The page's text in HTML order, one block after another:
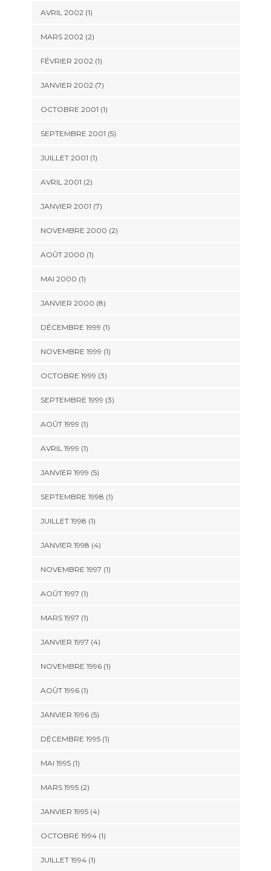
AVRIL 2002 (1)
MARS 2002 (2)
FÉVRIER 2002 (1)
JANVIER 2002 (7)
OCTOBRE 2001 (1)
SEPTEMBRE 2001 (5)
JUILLET 2001 (1)
AVRIL 2001 (2)
JANVIER 2001 (7)
NOVEMBRE 2000 (2)
AOÛT 2000 (1)
MAI 2000 (1)
JANVIER 2000 (8)
DÉCEMBRE 1999 (1)
NOVEMBRE 1999 (1)
OCTOBRE 1999 (3)
SEPTEMBRE 1999 (3)
AOÛT 1999 (1)
AVRIL 1999 (1)
JANVIER 1999 (5)
SEPTEMBRE 1998 (1)
JUILLET 1998 (1)
JANVIER 1998 (4)
NOVEMBRE 1997 (1)
AOÛT 1997 (1)
MARS 1997 (1)
JANVIER 1997 (4)
NOVEMBRE 1996 (1)
AOÛT 1996 (1)
JANVIER 1996 (5)
DÉCEMBRE 1995 (1)
MAI 1995 (1)
MARS 1995 (2)
JANVIER 1995 (4)
OCTOBRE 1994 (1)
JUILLET 1994 (1)